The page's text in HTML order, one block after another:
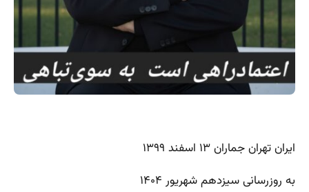
ایران تهران جماران ۱۳ اسفند ۱۳۹۹
به روزرسانی سیزدهم شهریور ۱۴۰۴